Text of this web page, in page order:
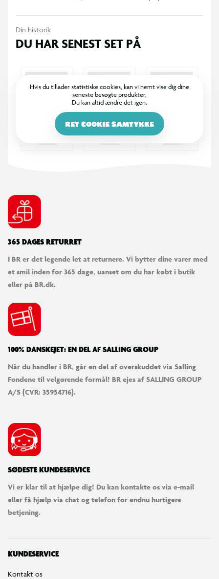
Din historik
DU HAR SENEST SET PÅ
Hvis du tillader statistiske cookies, kan vi nemt vise dig dine
seneste besøgte produkter.
Du kan altid ændre det igen.
RET COOKIE SAMTYKKE
365 DAGES RETURRET
I BR er det legende let at returnere. Vi bytter dine varer med
et smil inden for 365 dage, uanset om du har købt i butik
eller på BR.dk.
100% DANSKEJET: EN DEL AF SALLING GROUP
Når du handler i BR, går en del af overskuddet via Salling
Fondene til velgørende formål! BR ejes af SALLING GROUP
A/S (CVR: 35954716).
SØDESTE KUNDESERVICE
Vi er klar til at hjælpe dig! Du kan kontakte os via e-mail
eller få hjælp via chat og telefon for endnu hurtigere
betjening.
KUNDESERVICE
Kontakt os